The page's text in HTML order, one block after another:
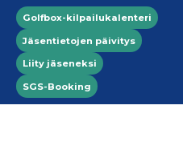
Hyppää pääsisältöön
Top menu
Golfbox-kilpailukalenteri
Jäsentietojen päivitys
Liity jäseneksi
SGS-Booking